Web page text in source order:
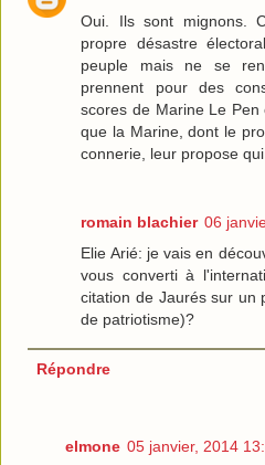
Oui. Ils sont mignons.
propre désastre
peuple mais ne se
prennent pour des
scores de Marine Le
que la Marine, dont le
connerie, leur propose qui
romain blachier 06
Elie Arié: je vais en
vous converti à
citation de Jaurés sur un
de patriotisme)?
Répondre
elmone 05 janvier, 2014